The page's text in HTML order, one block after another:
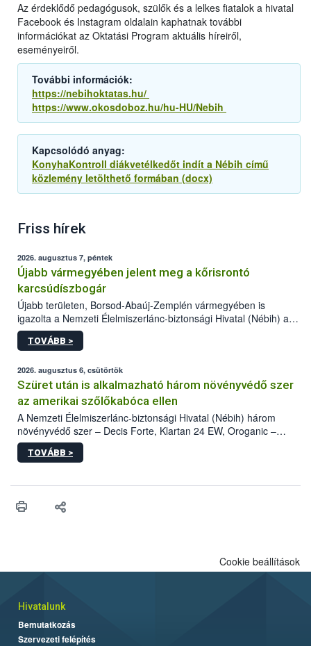
Az érdeklődő pedagógusok, szülők és a lelkes fiatalok a hivatal
Facebook és Instagram oldalain kaphatnak további
információkat az Oktatási Program aktuális híreiről,
eseményeiről.
További információk:
https://nebihoktatas.hu/
https://www.okosdoboz.hu/hu-HU/Nebih
Kapcsolódó anyag:
KonyhaKontroll diákvetélkedőt indít a Nébih című
közlemény letölthető formában (docx)
Friss hírek
2026. augusztus 7, péntek
Újabb vármegyében jelent meg a kőrisrontó
karcsúdíszbogár
Újabb területen, Borsod-Abaúj-Zemplén vármegyében is
igazolta a Nemzeti Élelmiszerlánc-biztonsági Hivatal (Nébih) a
kőrisrontó karcsúdíszbogár (Agrilus planipennis) jelenlétét. A
kártevőt nem csak színcsapdában találták meg, de már fertőzött
az intenzív felderítést, emellett az intézkedéseket a szlovák
hatósággal is összehangolják a terjedés megállítása érdekében.
TOVÁBB >
2026. augusztus 6, csütörtök
Szüret után is alkalmazható három növényvédő szer
az amerikai szőlőkabóca ellen
A Nemzeti Élelmiszerlánc-biztonsági Hivatal (Nébih) három
növényvédő szer – Decis Forte, Klartan 24 EW, Oroganic –
engedélyokiratát módosította, így azok a szüretet követően,
egészen a vesszőérettség (BBCH 91) stádiumáig
érésű szőlőkben is legyen lehetőség a károsító elleni további
felhasználók számára is elérhető és ökológiai termesztésben is
TOVÁBB >
Cookie beállítások
Hivatalunk
Bemutatkozás
Szervezeti felépítés